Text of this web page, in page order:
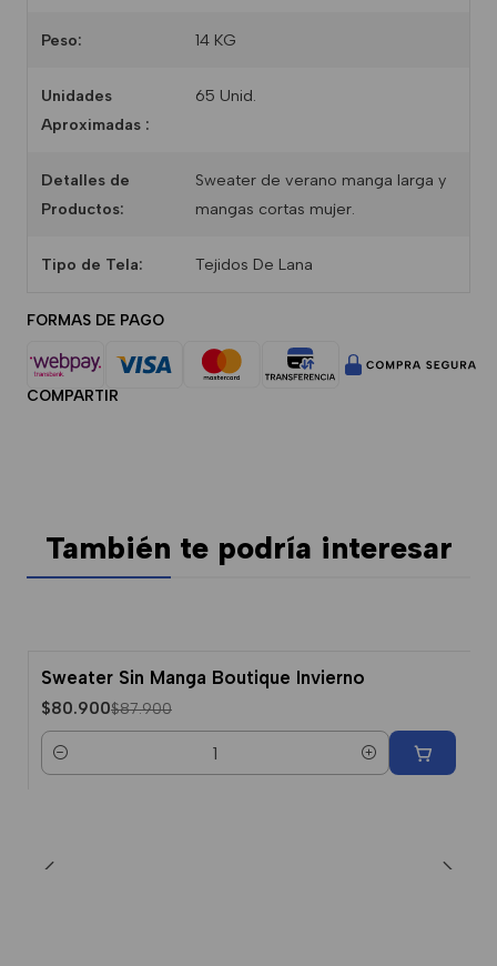
Peso: 14 KG
Unidades
Aproximadas :
65 Unid.
Detalles de
Productos:
Sweater de verano manga larga y
mangas cortas mujer.
Tipo de Tela: Tejidos De Lana
FORMAS DE PAGO
COMPARTIR
También te podría interesar
-8% Dcto.
Sweater Sin Manga Boutique Invierno
$80.900$87.900
Cantidad